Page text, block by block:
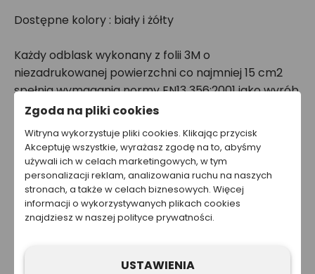
Dostępne kolory : biały i żółty
Każdy odblask wykonany z folii 3M o
niezadrukowanej powierzchni co najmniej 15 cm2
spełnia wymagania normy EN13 356:2001 jako wyrób
gotowy, co jako producent możemy potwierdzić
Folia refleksyjna 3M Scotchlite nie jest już
produkowana w USA od marca 2020 roku, ale nasza
firma nadal posiada ten surowiec w magazynie i
dlatego może jeszcze przez jakiś czas oferować
folie refleksyjne 3M.
Znak wodny na folii:
Zgoda na pliki cookies
Witryna wykorzystuje pliki cookies. Klikając przycisk
Akceptuję wszystkie, wyrażasz zgodę na to, abyśmy
używali ich w celach marketingowych, w tym
personalizacji reklam, analizowania ruchu na naszych
stronach, a także w celach biznesowych. Więcej
informacji o wykorzystywanych plikach cookies
znajdziesz w naszej polityce prywatności.
USTAWIENIA